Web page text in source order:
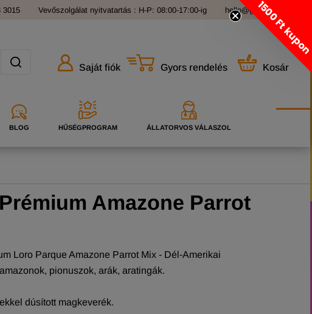
3015 Vevőszolgálat nyitvatartás : H-P: 08:00-17:00-ig hello@grandopet.hu
Saját fiók Gyors rendelés Kosár
BLOG HŰSÉGPROGRAM ÁLLATORVOS VÁLASZOL
Amazone Parrot
Loro Parque Amazone Parrot Mix - Dél-Amerikai
pionuszok, arák, aratingák.
dúsított magkeverék.
1500 Ft